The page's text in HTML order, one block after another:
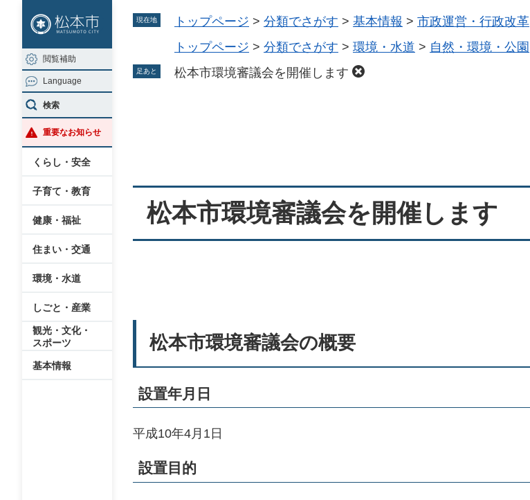
ジ
の
先
頭
で
す
ュ
ー
を
飛
ば
し
閲覧補助
Language
検索
重要なお知らせ
くらし・安全
子育て・教育
健康・福祉
住まい・交通
環境・水道
しごと・産業
観光・文化・
スポーツ
基本情報
現在地 トップページ > 分類でさがす > 基本情報 > 市政運営・行政改革
トップページ > 分類でさがす > 環境・水道 > 自然・環境・公園
足あと 松本市環境審議会を開催します
松本市環境審議会を開催します
松本市環境審議会の概要
設置年月日
平成10年4月1日
設置目的